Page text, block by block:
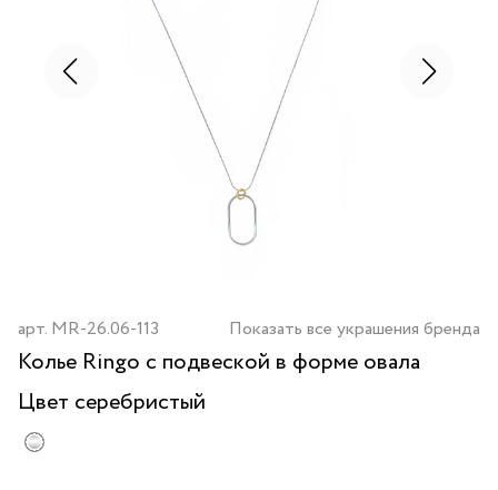
арт. MR-26.06-113 Показать все украшения бренда
Колье Ringo с подвеской в форме овала
Цвет серебристый